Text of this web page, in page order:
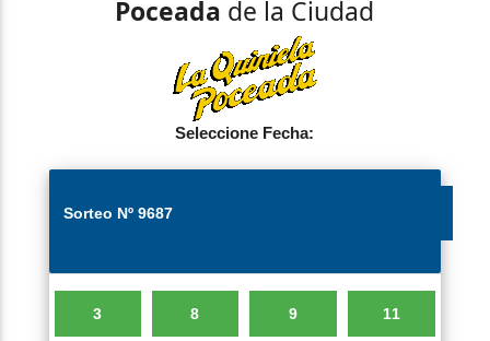
Poceada de la Ciudad
Seleccione Fecha: